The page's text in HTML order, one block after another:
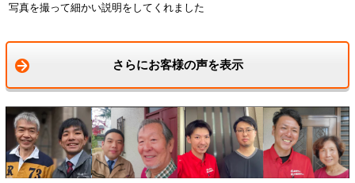
写真を撮って細かい説明をしてくれました
さらにお客様の声を表示